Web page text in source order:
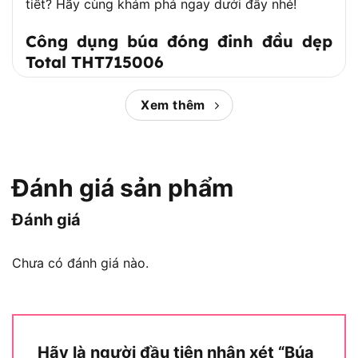
tiết? Hãy cùng khám phá ngay dưới đây nhé!
Công dụng búa đóng đinh đầu dẹp
Total THT715006
Xem thêm
Đánh giá sản phẩm
Đánh giá
Chưa có đánh giá nào.
Hãy là người đầu tiên nhận xét “Búa